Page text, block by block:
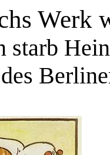
Werk
starb